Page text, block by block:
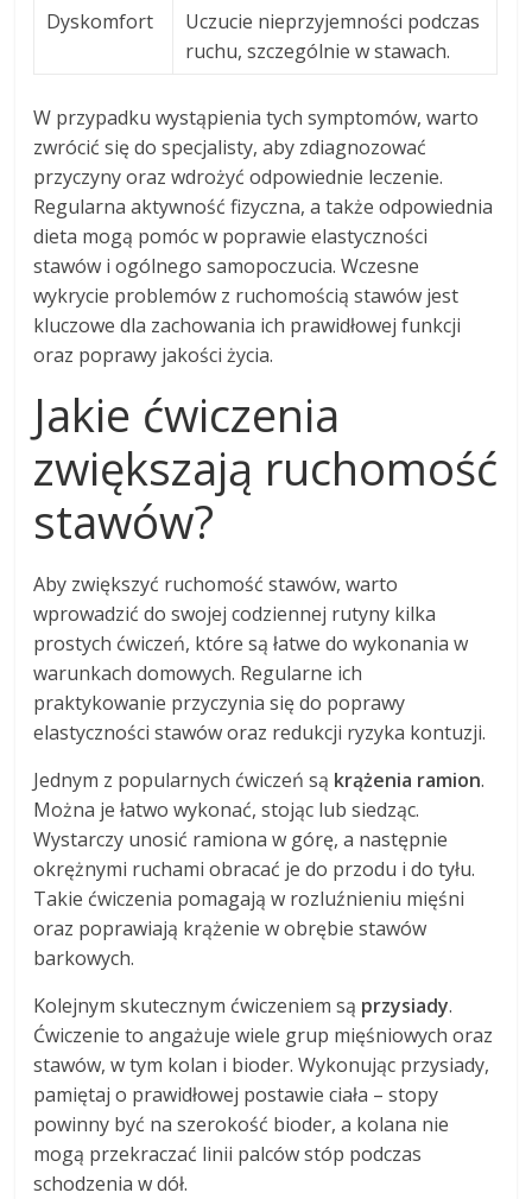
Dyskomfort
Uczucie nieprzyjemności podczas
ruchu, szczególnie w stawach.
W przypadku wystąpienia tych symptomów, warto
zwrócić się do specjalisty, aby zdiagnozować
przyczyny oraz wdrożyć odpowiednie leczenie.
Regularna aktywność fizyczna, a także odpowiednia
dieta mogą pomóc w poprawie elastyczności
stawów i ogólnego samopoczucia. Wczesne
wykrycie problemów z ruchomością stawów jest
kluczowe dla zachowania ich prawidłowej funkcji
oraz poprawy jakości życia.
Jakie ćwiczenia
zwiększają ruchomość
stawów?
Aby zwiększyć ruchomość stawów, warto
wprowadzić do swojej codziennej rutyny kilka
prostych ćwiczeń, które są łatwe do wykonania w
warunkach domowych. Regularne ich
praktykowanie przyczynia się do poprawy
elastyczności stawów oraz redukcji ryzyka kontuzji.
Jednym z popularnych ćwiczeń są krążenia ramion.
Można je łatwo wykonać, stojąc lub siedząc.
Wystarczy unosić ramiona w górę, a następnie
okrężnymi ruchami obracać je do przodu i do tyłu.
Takie ćwiczenia pomagają w rozluźnieniu mięśni
oraz poprawiają krążenie w obrębie stawów
barkowych.
Kolejnym skutecznym ćwiczeniem są przysiady.
Ćwiczenie to angażuje wiele grup mięśniowych oraz
stawów, w tym kolan i bioder. Wykonując przysiady,
pamiętaj o prawidłowej postawie ciała – stopy
powinny być na szerokość bioder, a kolana nie
mogą przekraczać linii palców stóp podczas
schodzenia w dół.